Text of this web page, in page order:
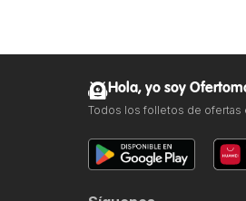
Hola, yo soy
Todos los folletos de ofertas